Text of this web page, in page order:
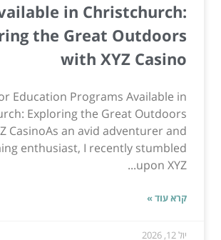
in Christchurch:
the Great Outdoors
with XYZ Casino
Education Programs Available in
Exploring the Great Outdoors
CasinoAs an avid adventurer and
enthusiast, I recently stumbled
upon XYZ...
קרא עוד »
יול 12, 2026